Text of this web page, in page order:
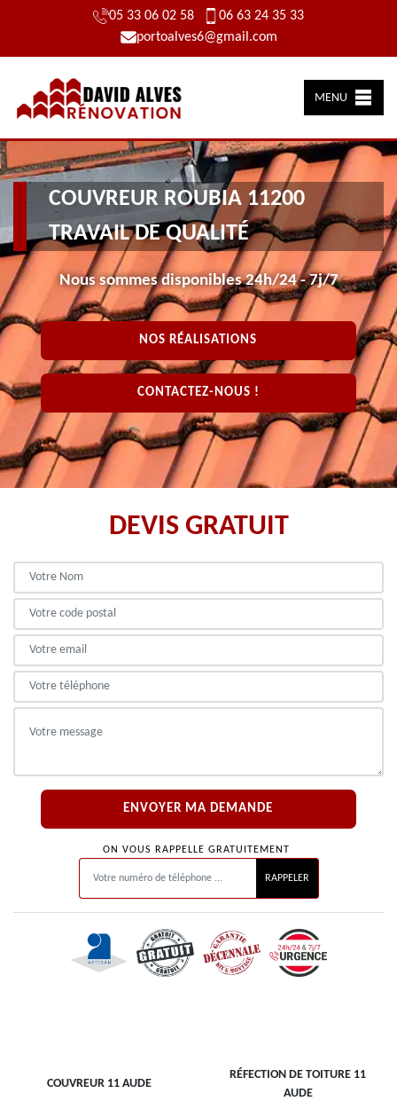
05 33 06 02 58
06 63 24 35 33
portoalves6@gmail.com
MENU
COUVREUR ROUBIA 11200
TRAVAIL DE QUALITÉ
Nous sommes disponibles 24h/24 - 7j/7
NOS RÉALISATIONS
CONTACTEZ-NOUS !
DEVIS GRATUIT
ON VOUS RAPPELLE GRATUITEMENT
COUVREUR 11 AUDE
RÉFECTION DE TOITURE 11
AUDE